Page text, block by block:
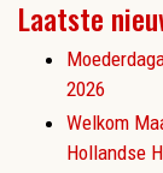
Laatste
2026
Welkom
Hollandse